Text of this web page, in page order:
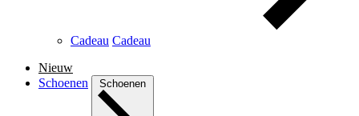
Cadeau Cadeau
Nieuw
Schoenen
Schoenen